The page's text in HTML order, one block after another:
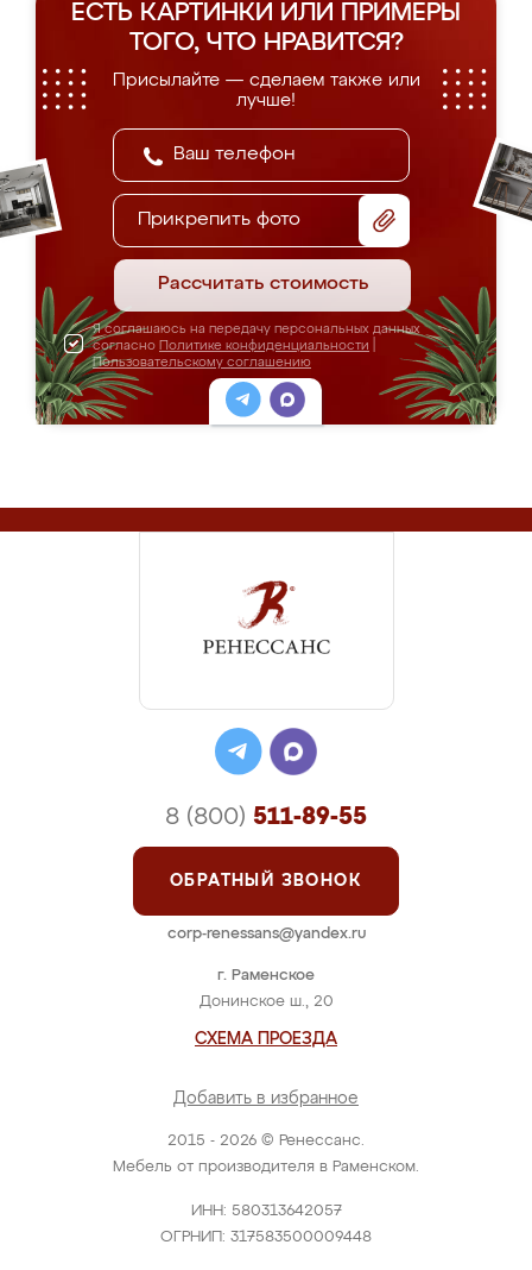
ЕСТЬ КАРТИНКИ ИЛИ ПРИМЕРЫ
ТОГО, ЧТО НРАВИТСЯ?
Присылайте — сделаем также или
лучше!
Прикрепить фото
Рассчитать стоимость
Я соглашаюсь на передачу персональных данных
согласно Политике конфиденциальности
Пользовательскому соглашению
2015 - 2026 © Ренессанс.
Мебель от производителя в Раменском.
ИНН: 580313642057
ОГРНИП: 317583500009448
г. Раменское
Донинское ш., 20
СХЕМА ПРОЕЗДА
Добавить в избранное
8 (800) 511-89-55
ОБРАТНЫЙ ЗВОНОК
corp-renessans@yandex.ru